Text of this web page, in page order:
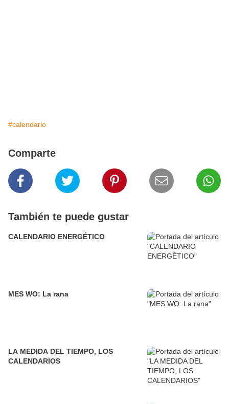
#calendario
Comparte
También te puede gustar
CALENDARIO ENERGÉTICO
MES WO: La rana
LA MEDIDA DEL TIEMPO, LOS
CALENDARIOS